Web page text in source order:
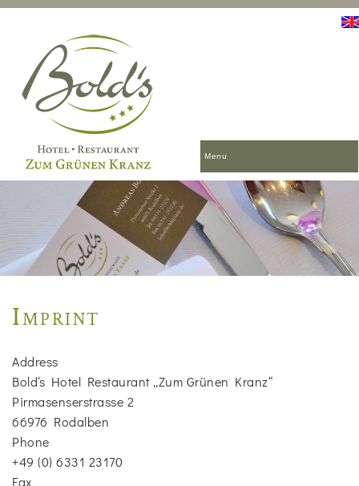
Menu
Imprint
Address
Bold‘s Hotel Restaurant „Zum Grünen Kranz“
Pirmasenserstrasse 2
66976 Rodalben
Phone
+49 (0) 6331 23170
Fax